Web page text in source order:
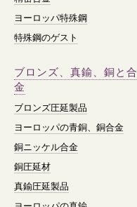
ヨーロッパ特殊鋼
特殊鋼のゲスト
ブロンズ、真鍮、銅と合
金
ブロンズ圧延製品
ヨーロッパの青銅、銅合金
銅ニッケル合金
銅圧延材
真鍮圧延製品